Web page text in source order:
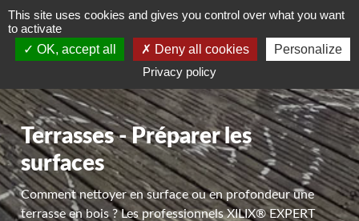
DEVIS GRATUIT
Terrasses - Préparer les
surfaces
Comment nettoyer en surface ou en profondeur une
terrasse en bois ? Les professionnels XILIX® EXPERT
This site uses cookies and gives you control over what you want
to activate
OK, accept all
Deny all cookies
Personalize
Privacy policy